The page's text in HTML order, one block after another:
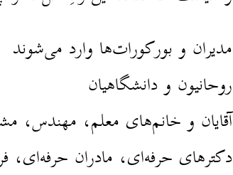
مدیران و بورکورات‌ها وارد می‌شوند
روحانیون و دانشگاهیان
آقایان و خانم‌های معلم، مهندس،
دکترهای حرفه‌ای‌، مادران حرفه‌ای،